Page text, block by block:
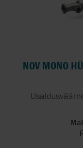
NOV MONO